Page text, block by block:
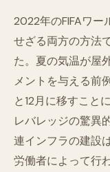
2022年のFIFAワー
せざる両方の方法
た。夏の気温が屋
メントを与える前
と12月に移すこと
レバレッジの驚異
連インフラの建設
労働者によって行